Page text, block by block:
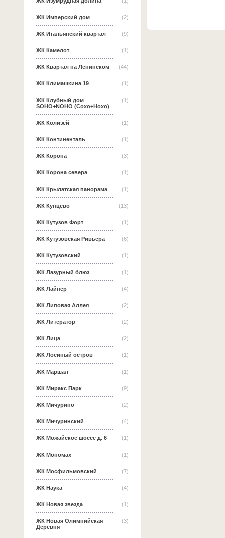
(2)
ЖК Имперский дом
(9)
ЖК Итальянский квартал
(1)
ЖК Камелот
(44)
ЖК Квартал на Ленинском
(1)
ЖК Климашкина 19
(1)
ЖК Клубный дом
SOHO+NOHO (Сохо+Нохо)
(1)
ЖК Колизей
(1)
ЖК Континенталь
(3)
ЖК Корона
(1)
ЖК Корона севера
(1)
ЖК Крылатская панорама
(13)
ЖК Кунцево
(1)
ЖК Кутузов Форт
(6)
ЖК Кутузовская Ривьера
(1)
ЖК Кутузовский
(1)
ЖК Лазурный блюз
(4)
ЖК Лайнер
(2)
ЖК Липовая Аллея
(2)
ЖК Литератор
(2)
ЖК Лица
(1)
ЖК Лосиный остров
(1)
ЖК Маршал
(9)
ЖК Миракс Парк
(2)
ЖК Мичурино
(4)
ЖК Мичуринский
(1)
ЖК Можайское шоссе д. 6
(1)
ЖК Мономах
(7)
ЖК Мосфильмовский
(4)
ЖК Наука
(1)
ЖК Новая звезда
(3)
ЖК Новая Олимпийская
Деревня